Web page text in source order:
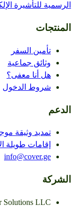
الرسمية للتأشيرة
المنتجات
تأمين السفر
وثائق جماعية
هل أنا معفى؟
شروط الدخول
الدعم
تمديد وثيقة
إقامات طويلة الأمد
info@cover.ge
الشركة
Solutions LLC